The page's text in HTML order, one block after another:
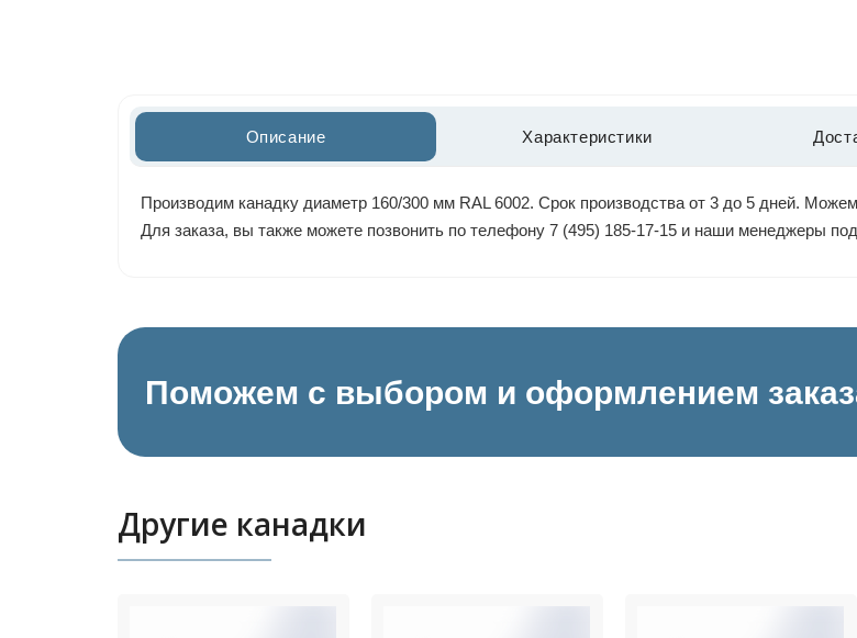
Описание Характеристики
Производим канадку диаметр 160/300 мм RAL 6002. Срок производства от 3 до 5 дней.
Для заказа, вы также можете позвонить по телефону 7 (495) 185-17-15 и наши менеджеры
Поможем с выбором и оформлением
Другие канадки